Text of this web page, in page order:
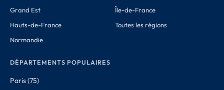
Grand Est
Hauts-de-France
Normandie
Île-de-France
Toutes les régions
DÉPARTEMENTS POPULAIRES
Paris (75)